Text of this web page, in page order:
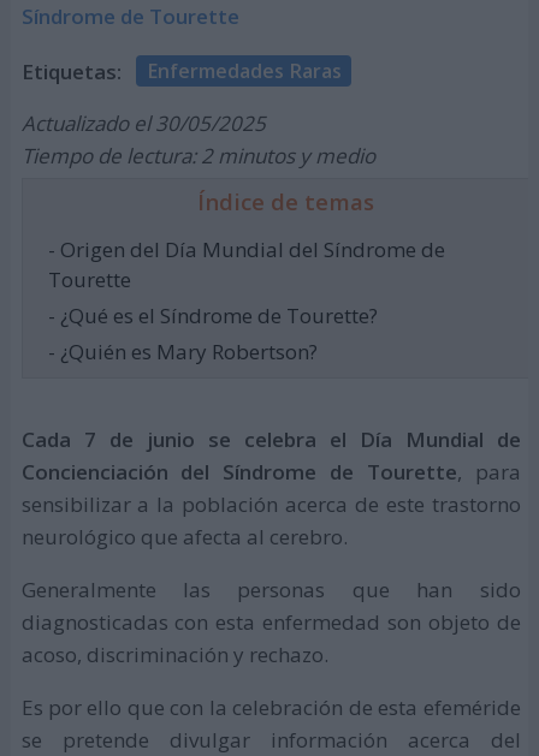
Síndrome de Tourette
Etiquetas: Enfermedades Raras
Actualizado el 30/05/2025
Tiempo de lectura: 2 minutos y medio
Índice de temas
- Origen del Día Mundial del Síndrome de
Tourette
- ¿Qué es el Síndrome de Tourette?
- ¿Quién es Mary Robertson?
Cada 7 de junio se celebra el Día Mundial de
Concienciación del Síndrome de Tourette, para
sensibilizar a la población acerca de este trastorno
neurológico que afecta al cerebro.
Generalmente las personas que han sido
diagnosticadas con esta enfermedad son objeto de
acoso, discriminación y rechazo.
Es por ello que con la celebración de esta efeméride
se pretende divulgar información acerca del